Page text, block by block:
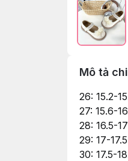
Mô tả
26: 15.2-
27: 15.6-
28: 16.5-17
29: 17-17.5
30: 17.5-